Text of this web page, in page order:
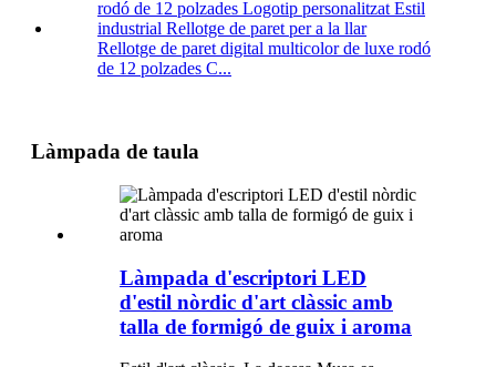
Rellotge de paret digital multicolor de luxe rodó
de 12 polzades C...
Làmpada de taula
Làmpada d'escriptori LED
d'estil nòrdic d'art clàssic amb
talla de formigó de guix i aroma